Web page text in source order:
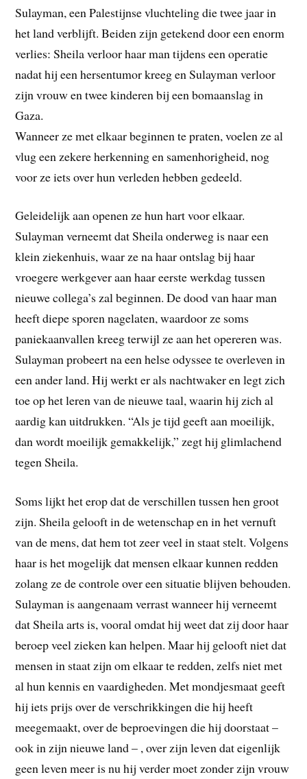
Sulayman, een Palestijnse vluchteling die twee jaar in
het land verblijft. Beiden zijn getekend door een enorm
verlies: Sheila verloor haar man tijdens een operatie
nadat hij een hersentumor kreeg en Sulayman verloor
zijn vrouw en twee kinderen bij een bomaanslag in
Gaza.
Wanneer ze met elkaar beginnen te praten, voelen ze al
vlug een zekere herkenning en samenhorigheid, nog
voor ze iets over hun verleden hebben gedeeld.
Geleidelijk aan openen ze hun hart voor elkaar.
Sulayman verneemt dat Sheila onderweg is naar een
klein ziekenhuis, waar ze na haar ontslag bij haar
vroegere werkgever aan haar eerste werkdag tussen
nieuwe collega’s zal beginnen. De dood van haar man
heeft diepe sporen nagelaten, waardoor ze soms
paniekaanvallen kreeg terwijl ze aan het opereren was.
Sulayman probeert na een helse odyssee te overleven in
een ander land. Hij werkt er als nachtwaker en legt zich
toe op het leren van de nieuwe taal, waarin hij zich al
aardig kan uitdrukken. “Als je tijd geeft aan moeilijk,
dan wordt moeilijk gemakkelijk,” zegt hij glimlachend
tegen Sheila.
Soms lijkt het erop dat de verschillen tussen hen groot
zijn. Sheila gelooft in de wetenschap en in het vernuft
van de mens, dat hem tot zeer veel in staat stelt. Volgens
haar is het mogelijk dat mensen elkaar kunnen redden
zolang ze de controle over een situatie blijven behouden.
Sulayman is aangenaam verrast wanneer hij verneemt
dat Sheila arts is, vooral omdat hij weet dat zij door haar
beroep veel zieken kan helpen. Maar hij gelooft niet dat
mensen in staat zijn om elkaar te redden, zelfs niet met
al hun kennis en vaardigheden. Met mondjesmaat geeft
hij iets prijs over de verschrikkingen die hij heeft
meegemaakt, over de beproevingen die hij doorstaat –
ook in zijn nieuwe land – , over zijn leven dat eigenlijk
geen leven meer is nu hij verder moet zonder zijn vrouw